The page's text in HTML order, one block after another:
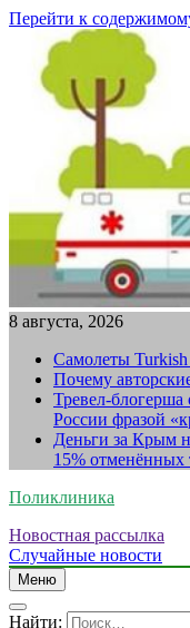
Перейти к
8 августа, 2026
Самолеты
Почему
Тревел-блогерша
России фразой
Деньги за Крым
15% отменённых
Поликлиника
Новостная рассылка
Случайные новости
Меню
Найти: